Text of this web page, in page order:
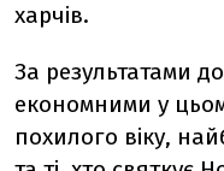
харчів.
За результатами
економними у
похилого віку,